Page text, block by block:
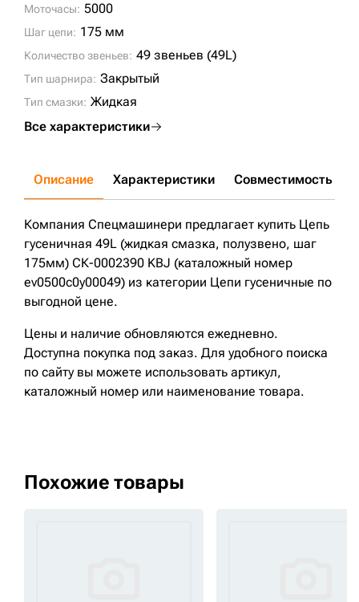
Моточасы: 5000
Шаг цепи: 175 мм
Количество звеньев: 49 звеньев (49L)
Тип шарнира: Закрытый
Тип смазки: Жидкая
Все характеристики
Описание Характеристики Совместимость
Компания Спецмашинери предлагает купить Цепь
гусеничная 49L (жидкая смазка, полузвено, шаг
175мм) СК-0002390 KBJ (каталожный номер
ev0500c0y00049) из категории Цепи гусеничные по
выгодной цене.
Цены и наличие обновляются ежедневно.
Доступна покупка под заказ. Для удобного поиска
по сайту вы можете использовать артикул,
каталожный номер или наименование товара.
Похожие товары